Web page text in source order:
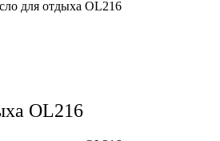
для отдыха OL216
OL216